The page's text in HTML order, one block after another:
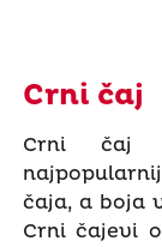
Crni čaj
Crni čaj
čaja, a boja
Crni čajevi